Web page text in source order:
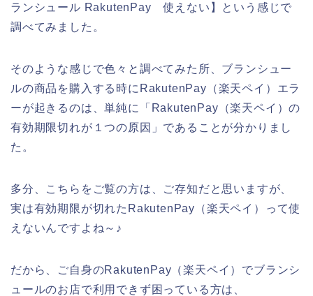
ランシュール RakutenPay 使えない】という感じで
調べてみました。
そのような感じで色々と調べてみた所、ブランシュー
ルの商品を購入する時にRakutenPay（楽天ペイ）エラ
ーが起きるのは、単純に「RakutenPay（楽天ペイ）の
有効期限切れが１つの原因」であることが分かりまし
た。
多分、こちらをご覧の方は、ご存知だと思いますが、
実は有効期限が切れたRakutenPay（楽天ペイ）って使
えないんですよね～♪
だから、ご自身のRakutenPay（楽天ペイ）でブランシ
ュールのお店で利用できず困っている方は、